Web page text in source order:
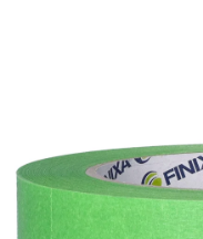
THE FINISHER
DARČEKOVÉ POUKAZY